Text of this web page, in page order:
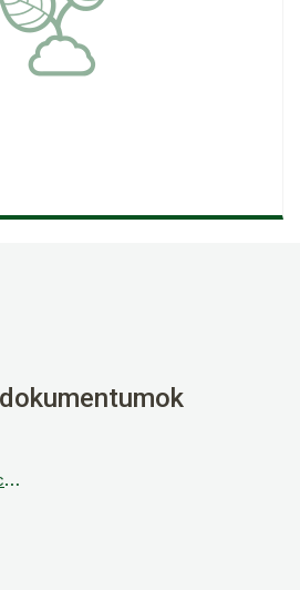
2017_teljes_technológia_szőlő_Csáford_Alsóhegy_Veress_János